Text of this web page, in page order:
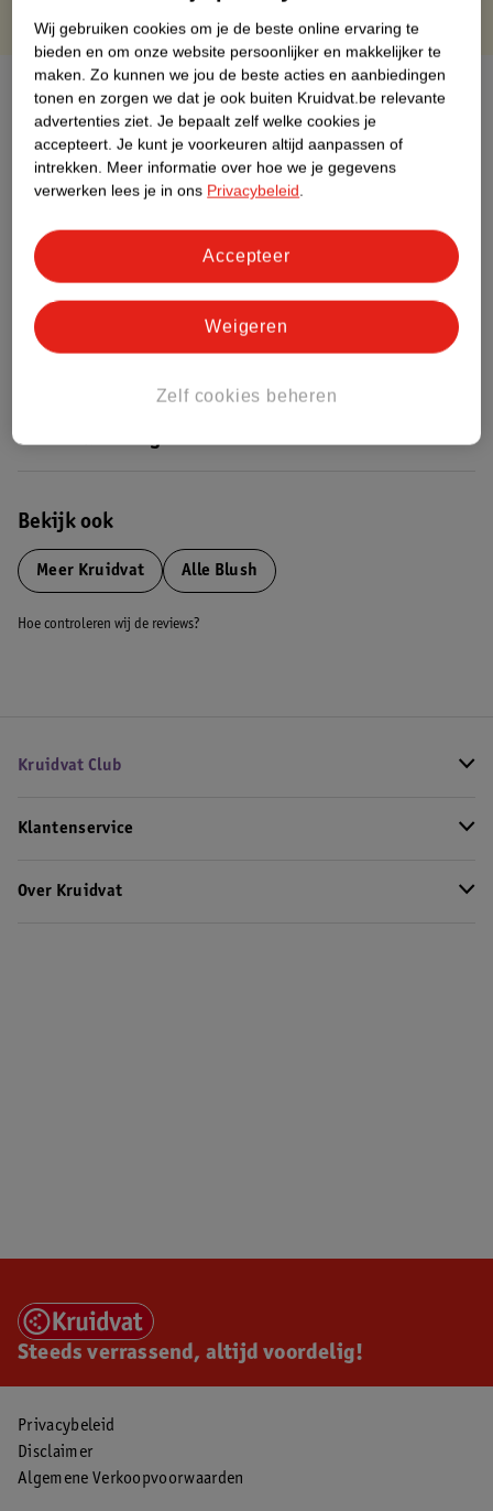
Over dit product
Productinformatie
Etiketinformatie
Nature Impact Score
Dit product heeft (nog) geen Nature
Impact Score.
Meer informatie
Bestel & Bezorginformatie
Bekijk ook
Meer Kruidvat Alle Blush
Hoe controleren wij de reviews?
Kruidvat Club
Klantenservice
Over Kruidvat
Steeds verrassend, altijd voordelig!
Privacybeleid
Disclaimer
Algemene Verkoopvoorwaarden
Wij gebruiken cookies om je de beste online ervaring te
bieden en om onze website persoonlijker en makkelijker te
maken. Zo kunnen we jou de beste acties en aanbiedingen
tonen en zorgen we dat je ook buiten Kruidvat.be relevante
advertenties ziet. Je bepaalt zelf welke cookies je
accepteert. Je kunt je voorkeuren altijd aanpassen of
intrekken. Meer informatie over hoe we je gegevens
verwerken lees je in ons Privacybeleid.
Zelf cookies beheren
Weigeren
Accepteer